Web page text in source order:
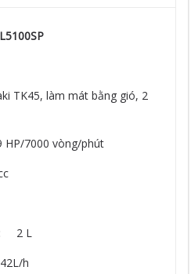
TK45, làm mát bằng gió, 2
7000 vòng/phút
2 L
h